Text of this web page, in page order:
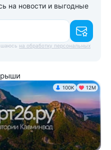
на новости и выгодные
на обработку персональных
100K 12М